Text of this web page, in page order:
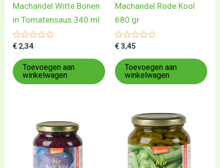
Machandel Witte Bonen
in Tomatensaus 340 ml
Gewaardeerd
uit
5
€ 2,34
Toevoegen aan
winkelwagen
Machandel Rode Kool
680 gr
Gewaardeerd
uit
5
€ 3,45
Toevoegen aan
winkelwagen